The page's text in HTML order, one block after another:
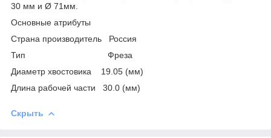
30 мм и Ø 71мм.
Основные атрибуты
Страна производитель Россия
Тип Фреза
Диаметр хвостовика 19.05 (мм)
Длина рабочей части 30.0 (мм)
Скрыть